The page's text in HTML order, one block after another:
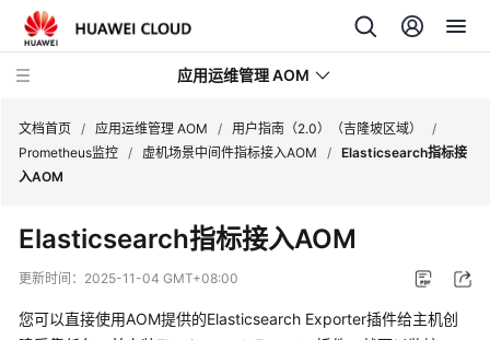
应用运维管理 AOM
动
态
产
文档首页 / 应用运维管理 AOM / 用户指南（2.0）（吉隆坡区域）
/
Prometheus监控 / 虚机场景中间件指标接入AOM / Elasticsearch指标接
入AOM
Elasticsearch指标接入AOM
更新时间： 2025-11-04 GMT+08:00
您可以直接使用AOM提供的Elasticsearch Exporter插件给主机创